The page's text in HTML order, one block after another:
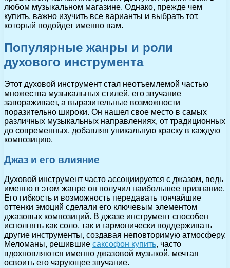
любом музыкальном магазине. Однако, прежде чем
купить, важно изучить все варианты и выбрать тот,
который подойдет именно вам.
Популярные жанры и роли
духового инструмента
Этот духовой инструмент стал неотъемлемой частью
множества музыкальных стилей, его звучание
завораживает, а выразительные возможности
поразительно широки. Он нашел свое место в самых
различных музыкальных направлениях, от традиционных
до современных, добавляя уникальную краску в каждую
композицию.
Джаз и его влияние
Духовой инструмент часто ассоциируется с джазом, ведь
именно в этом жанре он получил наибольшее признание.
Его гибкость и возможность передавать тончайшие
оттенки эмоций сделали его ключевым элементом
джазовых композиций. В джазе инструмент способен
исполнять как соло, так и гармонически поддерживать
другие инструменты, создавая неповторимую атмосферу.
Меломаны, решившие саксофон купить, часто
вдохновляются именно джазовой музыкой, мечтая
освоить его чарующее звучание.